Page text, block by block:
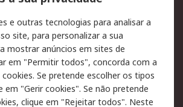
Política de cookies
e outras tecnologias para analisar a
site, para personalizar a sua
mostrar anúncios em sites de
em "Permitir todos", concorda com a
Se pretende escolher os tipos
em "Gerir cookies". Se não pretende
clique em "Rejeitar todos". Neste